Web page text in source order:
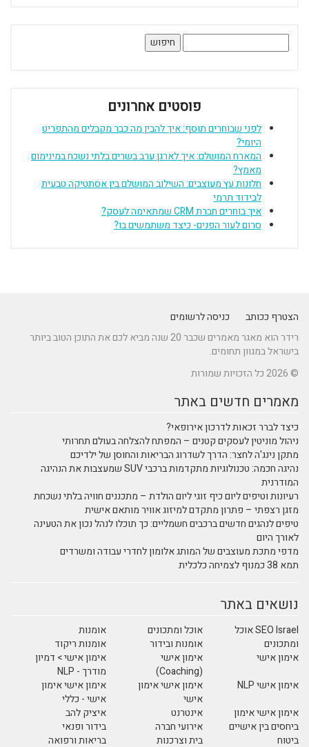
פוסטים אחרונים
לפני שבוחרים תוסף: איך להבין מה כבר מקבלים מהתפריט
היומי?
המארח המושלם: איך לארגן ערב בשרים בלתי נשכח במינימום
מאמץ?
חלונות עץ מעוצבים: השילוב המושלם בין אסתטיקה טבעית
לבידוד תרמי
איך בוחרים חברת CRM שמתאימה לעסק?
סרום לעור הפנים- כיצד משתמשים בו?
הצטרף ככותב
כניסה לרשומים
רידר הוא מאגר מאמרים שכבר 20 שנה מביא לכם את התוכן הטוב ביותר
בישראל במגוון תחומים.
© 2026 כל הזכויות שמורות
מאמרים חדשים באתר
כיצד לברר זכאות לדרכון אירופאי?
ניהול מוניטין לעסקים קטנים – המפתח להצלחה בעולם תחרותי
מתקן נינג'ה לחצר: הדרך לשדרוג הבריאות והחוסן של ילדיכם
נהיגה חכמה: טכנולוגיות מתקדמות ברכבי SUV שמעצבות את הנהיגה
המודרנית
רעיונות וטיפים ליום כיף זוגי ליום הולדת – מתכננים חוויה בלתי נשכחת
מזגן רצפתי – פתרון מתקדם למיזוג אוויר מותאם אישית
טיפים לנהגים חדשים ברכבים חשמליים: כך תוכלו לנהל נכון את הטעינה
לאורך היום
מדפי מתכת מעוצבים של המותג אלומון לחדרי עבודה ומשרדים
תמא 38 כמנוף לצמיחה כלכלית
נושאים באתר
SEO Israel אוכל
ומתכונים
אוכל ומתכונים
אומנות
אומנות ובידור
אומנות ריקוד
אימון אישי
אימון אישי
(Coaching)
אימון אישי > דמיון
מודרך - NLP
אימון אישי NLP
אימון אישי אימון
אישי
אימון אישי אימון
אישי - כללי
אימון אישי אימון
ביחסים בין אישיים
אינטרנט
איציק להב
אירועי חברה
בידור ופנאי
ביטוח
בית וצרכנות בריאות ורפואה